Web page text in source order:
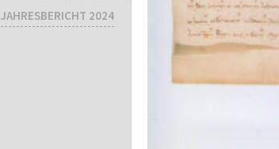
JAHRESBERICHT 2024
DER